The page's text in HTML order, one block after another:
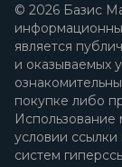
© 2026 Базис
является
и оказываемых
покупке либо
Использование
условии
систем